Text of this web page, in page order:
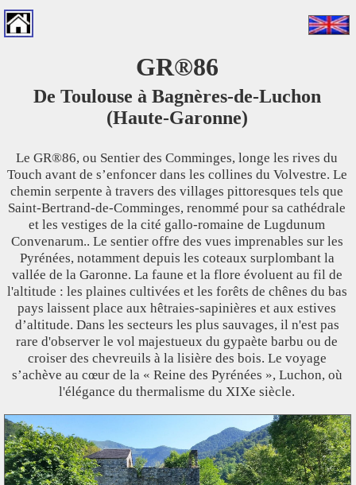
GR®86
De Toulouse à Bagnères-de-Luchon
(Haute-Garonne)
Le GR®86, ou Sentier des Comminges, longe les rives du
Touch avant de s’enfoncer dans les collines du Volvestre. Le
chemin serpente à travers des villages pittoresques tels que
Saint-Bertrand-de-Comminges, renommé pour sa cathédrale
et les vestiges de la cité gallo-romaine de Lugdunum
Convenarum.. Le sentier offre des vues imprenables sur les
Pyrénées, notamment depuis les coteaux surplombant la
vallée de la Garonne. La faune et la flore évoluent au fil de
l'altitude : les plaines cultivées et les forêts de chênes du bas
pays laissent place aux hêtraies-sapinières et aux estives
d’altitude. Dans les secteurs les plus sauvages, il n'est pas
rare d'observer le vol majestueux du gypaète barbu ou de
croiser des chevreuils à la lisière des bois. Le voyage
s’achève au cœur de la « Reine des Pyrénées », Luchon, où
l'élégance du thermalisme du XIXe siècle.